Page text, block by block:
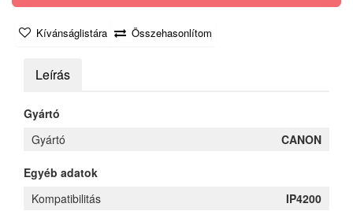
Kívánságlistára Összehasonlítom
Leírás
Gyártó
Gyártó
CANON
Egyéb adatok
Kompatibilitás
IP4200